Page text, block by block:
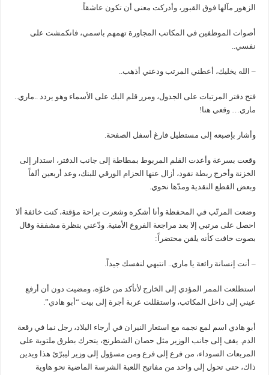
الزهور مآلها فوق القبور، وأدركت معنى أن تكون عاشقاً.
أصوات الموظفين في المكاتب المجاورة تهمهم باسمي، فانكمشت على
نفسي..
– الله يخليك، أعطني المرتب ودعني أذهب..
فتح دفتر المرتبات على الجدول، ومرر قلم البك على الأسماء وهو يردد ..ماري..
ماري… وقعي هنا!
وأشار بإصبعه إلى مستطيل فارغ أسفل الصفحة.
وقعت بسرعة وأعدت القلم المربوط بمطاطة إلى جانب الدفتر، استدار إلى
الخزنة وأخرج ربطة نقود، أزال عنها الحزام الورقي للبنك، وعد أربعين ألفاً
وبعض القطع النقدية ومدّها نحوي.
وضعت المرتّب في المحفظة وأنا أشكره وشعرت براحة مؤقتة، كنت خائفة ألا
احصل على مرتبي إلا بعد مراجعة الفروع الأمنية. ودّعني بنظرة مشفقة وقال
بصوت خافت كأنه يلقن محتضراً:
– أنت إنسانة رائعة يا ماري.. انتبهي لنفسك جيداً.
استطلعت الممر المؤدي إلى الخارج لأتأكد من خلوّه، ومضيت دون أن أرفع
عيني إلى داخل المكاتب، واستقللت عربة أجرة إلى بيت “أبو هادي”.
أبو هادي اسم لمع نجمه مع استعار النيران في أرجاء البلاد، رجل نما في رقعة
الدم. يقف إلى جانب الوزير مثل حصان الشطرنج، يتحرك بطرق ملتوية على
المربعات السوداء، من فرع إلى فرع ومن مسؤول إلى وزير ليبرّئ هذا ويدين
ذاك، حتى تحول إلى واحد من مفاتيح اللعبة الشرسة الماضية نحو هاوية